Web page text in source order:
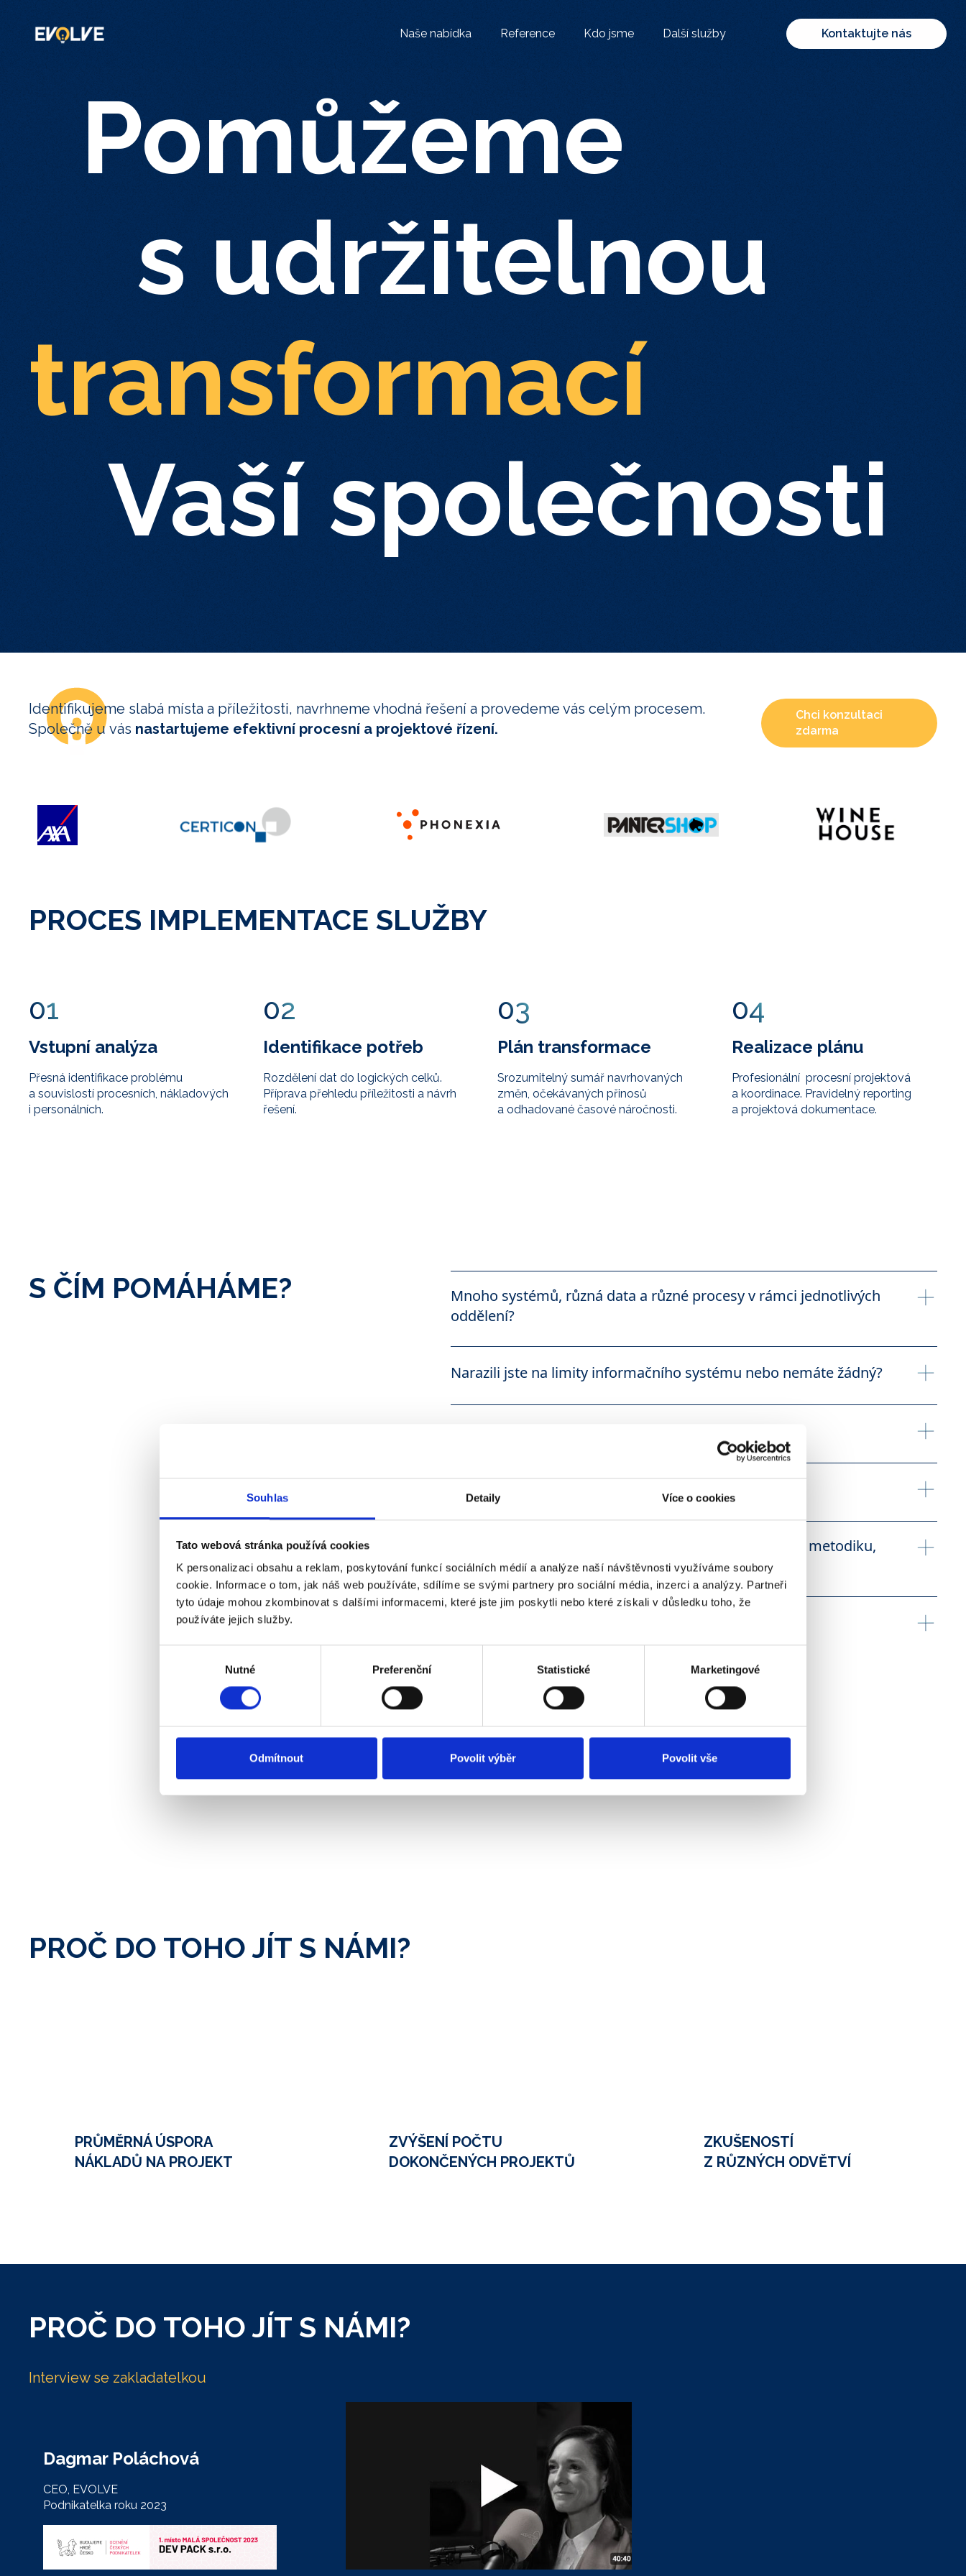
Souhlas Detaily Více o cookies
Tato webová stránka používá cookies
K personalizaci obsahu a reklam, poskytování funkcí sociálních médií a analýze naší návštěvnosti využíváme soubory
cookie. Informace o tom, jak náš web používáte, sdílíme se svými partnery pro sociální média, inzerci a analýzy. Partneři
tyto údaje mohou zkombinovat s dalšími informacemi, které jste jim poskytli nebo které získali v důsledku toho, že
používáte jejich služby.
Nutné Preferenční Statistické Marketingové
Odmítnout Povolit výběr Povolit vše
Naše nabídka Reference Kdo jsme Další služby Kontaktujte nás
Pomůžeme
s udržitelnou
transformací
Vaší společnosti
Identifikujeme slabá místa a příležitosti, navrhneme vhodná řešení a provedeme vás celým procesem.
Společně u vás nastartujeme efektivní procesní a projektové řízení.
Chci konzultaci
zdarma
PROCES IMPLEMENTACE SLUŽBY
01
Vstupní analýza
Přesná identifikace problému
a souvislostí procesních, nákladových
i personálních.
02
Identifikace potřeb
Rozdělení dat do logických celků.
Příprava přehledu příležitosti a návrh
řešení.
03
Plán transformace
Srozumitelný sumář navrhovaných
změn, očekávaných přinosů
a odhadované časové náročnosti.
04
Realizace plánu
Profesionální procesní projektová
a koordinace. Pravidelný reporting
a projektová dokumentace.
S ČÍM POMÁHÁME? Mnoho systémů, různá data a různé procesy v rámci jednotlivých
oddělení?
Pomůžeme vše zjednodušit, nastavit a zdokumentovat.
Narazili jste na limity informačního systému nebo nemáte žádný?
Zajistíme revizi, analýzu a navrhneme řešení.
Připravíme realizační plán a nastavíme transparentní sledování jeho průběhu.
Nejste si jistí, že je vše procesně tak, jak má být?
Uděláme procesní audit a ukážeme vám, jak nastavit efektivní změny.
Potřebujete se naučit řídit projekty, nastavit správnou metodiku,
reportya dokumentaci?
Nastavíme vám efektivně fungující Projektovou kancelář (PMO).
PROČ DO TOHO JÍT S NÁMI?
PRŮMĚRNÁ ÚSPORA
NÁKLADŮ NA PROJEKT
ZVÝŠENÍ POČTU
DOKONČENÝCH PROJEKTŮ
ZKUŠENOSTÍ
Z RŮZNÝCH ODVĚTVÍ
PROČ DO TOHO JÍT S NÁMI?
Interview se zakladatelkou
Dagmar Poláchová
CEO, EVOLVE
Podnikatelka roku 2023